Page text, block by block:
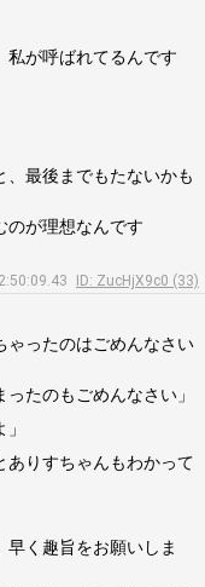
が呼ばれてるんです
最後までもたないかも
のが理想なんです
ID: ZucHjX9c0 (33)
ゃったのはごめんなさい
たのもごめんなさい」
ありすちゃんもわかって
く趣旨をお願いしま